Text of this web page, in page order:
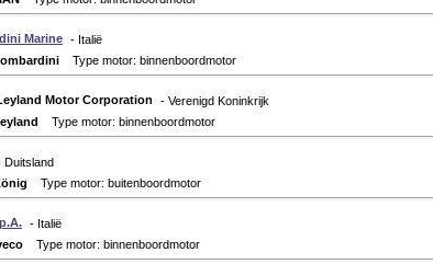
Marine - Italië
Type motor: binnenboordmotor
Motor Corporation
- Verenigd Koninkrijk
Type motor: binnenboordmotor
Duitsland
Type motor: buitenboordmotor
- Italië
Type motor: binnenboordmotor